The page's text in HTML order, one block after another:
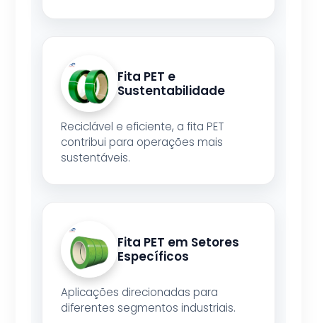
Fita PET e
Sustentabilidade
Reciclável e eficiente, a fita PET
contribui para operações mais
sustentáveis.
Fita PET em Setores
Específicos
Aplicações direcionadas para
diferentes segmentos industriais.